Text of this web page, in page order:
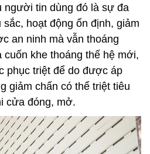
người tin dùng đó là sự đa
hoạt động ổn định, giảm
an ninh mà vẫn thoáng
khe thoáng thế hệ mới,
phục triệt để do được áp
giảm chấn có thể triệt tiêu
cửa đóng, mở.